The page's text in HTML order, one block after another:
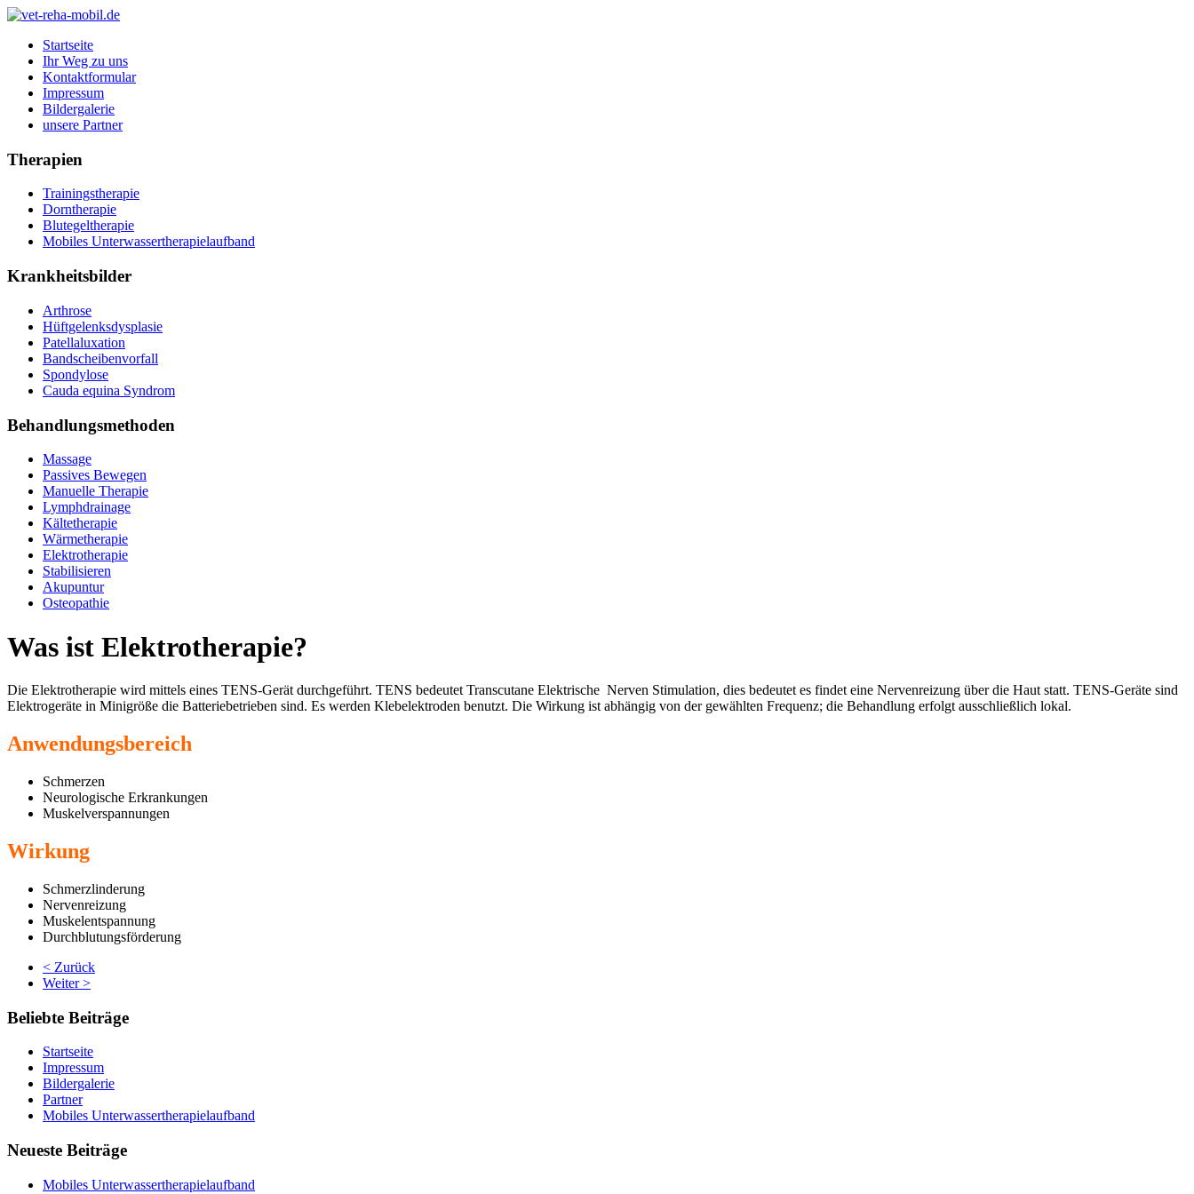
Startseite
Ihr Weg zu uns
Kontaktformular
Impressum
Bildergalerie
unsere Partner
Therapien
Trainingstherapie
Dorntherapie
Blutegeltherapie
Mobiles Unterwassertherapielaufband
Krankheitsbilder
Arthrose
Hüftgelenksdysplasie
Patellaluxation
Bandscheibenvorfall
Spondylose
Cauda equina Syndrom
Behandlungsmethoden
Massage
Passives Bewegen
Manuelle Therapie
Lymphdrainage
Kältetherapie
Wärmetherapie
Elektrotherapie
Stabilisieren
Akupuntur
Osteopathie
Was ist Elektrotherapie?
Die Elektrotherapie wird mittels eines TENS-Gerät durchgeführt. TENS bedeutet Transcutane Elektrische Nerven Stimulation, dies bedeutet es findet eine Nervenreizung über die Haut statt. TENS-Geräte sind
Elektrogeräte in Minigröße die Batteriebetrieben sind. Es werden Klebelektroden benutzt. Die Wirkung ist abhängig von der gewählten Frequenz; die Behandlung erfolgt ausschließlich lokal.
Anwendungsbereich
Schmerzen
Neurologische Erkrankungen
Muskelverspannungen
Wirkung
Schmerzlinderung
Nervenreizung
Muskelentspannung
Durchblutungsförderung
< Zurück
Weiter >
Beliebte Beiträge
Startseite
Impressum
Bildergalerie
Partner
Mobiles Unterwassertherapielaufband
Neueste Beiträge
Mobiles Unterwassertherapielaufband